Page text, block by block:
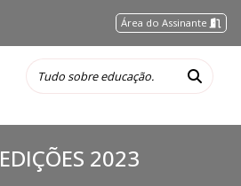
Área do Assinante
EDIÇÕES 2023